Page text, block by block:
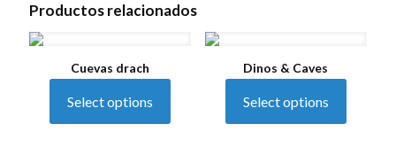
Productos relacionados
Cuevas drach
Select options
Dinos & Caves
Select options